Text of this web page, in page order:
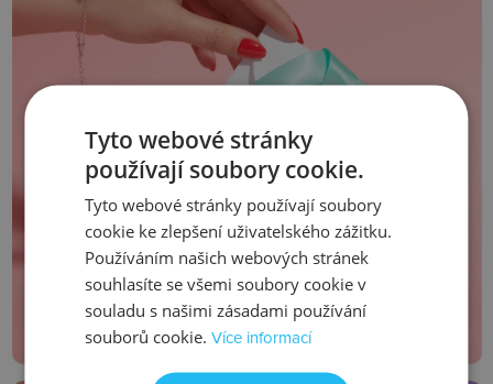
Silver Whisper
Jedinečná dárková kolekce
Zjistit více
Tyto webové stránky
používají soubory cookie.
Tyto webové stránky používají soubory
cookie ke zlepšení uživatelského zážitku.
Používáním našich webových stránek
souhlasíte se všemi soubory cookie v
souladu s našimi zásadami používání
souborů cookie.Více informací